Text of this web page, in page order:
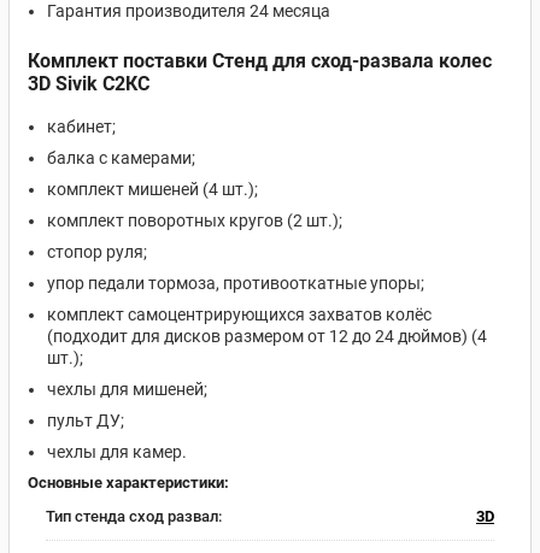
Гарантия производителя 24 месяца
Комплект поставки Стенд для сход-развала колес
3D Sivik С2КС
кабинет;
балка с камерами;
комплект мишеней (4 шт.);
комплект поворотных кругов (2 шт.);
стопор руля;
упор педали тормоза, противооткатные упоры;
комплект самоцентрирующихся захватов колёс
(подходит для дисков размером от 12 до 24 дюймов) (4
шт.);
чехлы для мишеней;
пульт ДУ;
чехлы для камер.
Основные характеристики:
Тип стенда сход развал:
3D